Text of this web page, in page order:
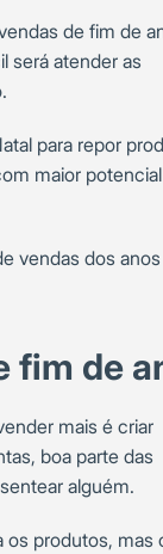
de fim de
será atender as
para repor
maior
vendas dos anos
fim de
mais é criar
boa parte das
alguém.
os produtos, mas